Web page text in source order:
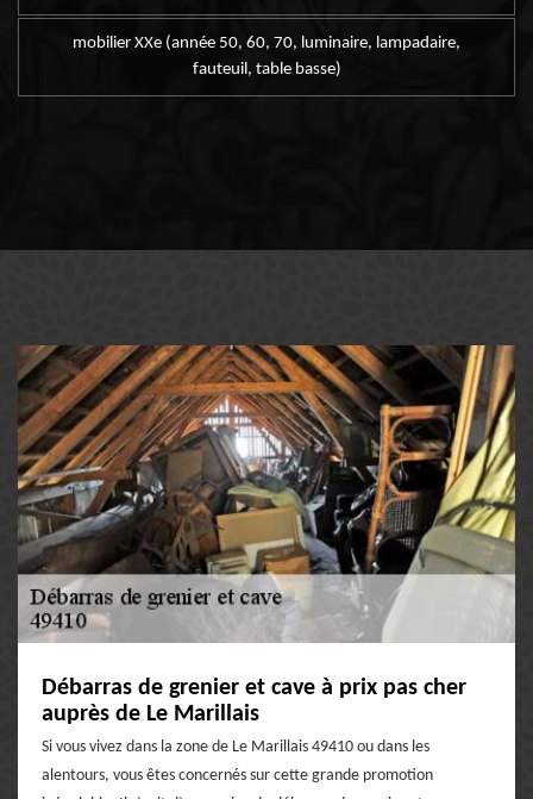
mobilier XXe (année 50, 60, 70, luminaire, lampadaire,
fauteuil, table basse)
Débarras de grenier et cave à prix pas cher
auprès de Le Marillais
Si vous vivez dans la zone de Le Marillais 49410 ou dans les
alentours, vous êtes concernés sur cette grande promotion